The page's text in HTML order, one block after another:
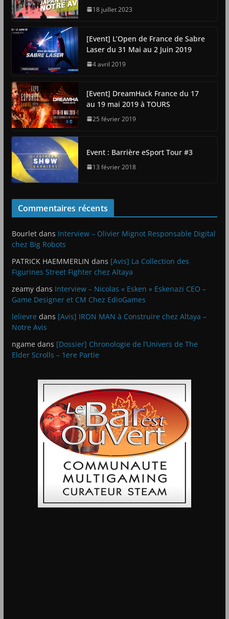
18 juillet 2023
[Event] L’Open de France de Sabre
Laser du 31 Mai au 2 Juin 2019
4 avril 2019
[Event] DreamHack France du 17
au 19 mai 2019 à TOURS
25 février 2019
Event : Barrière eSport Tour #3
13 février 2018
Commentaires récents
Bourletdans Interview – Olivier Mignot Responsable Digital
chez Big Robots
PATRICK HAEMMERLIN dans [Avis] La Collection des
Figurines Street Fighter chez Altaya
zeamydans Interview – Nicolas « Esken » Eskenazi CEO –
Game Designer et CM Chez EdioGames
lelievre dans [Avis] IRON MAN à Construire chez Altaya –
Notre Avis
ngame dans [Dossier] Chronologie de l’Univers de The
Elder Scrolls – 1ere Partie